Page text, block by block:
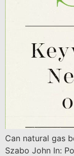
Can natural gas
Szabo John In: